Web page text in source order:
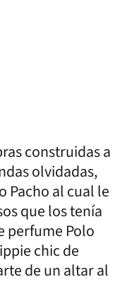
construidas a
olvidadas,
Pacho al cual le
que los tenía
perfume Polo
chic de
de un altar al